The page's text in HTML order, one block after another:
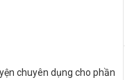
chuyên dụng cho phần